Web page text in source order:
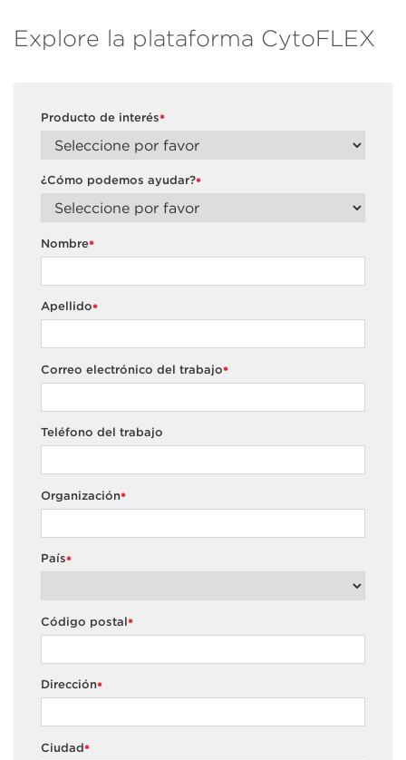
Explore la plataforma CytoFLEX
*
Producto de interés
*
¿Cómo podemos ayudar?
*
Nombre
*
Apellido
*
Correo electrónico del trabajo
Teléfono del trabajo
*
Organización
*
País
*
Código postal
*
Dirección
*
Ciudad